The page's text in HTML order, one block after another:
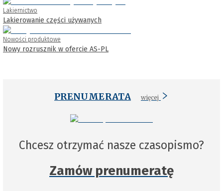
Lakiernictwo
Lakierowanie części używanych
Nowości produktowe
Nowy rozrusznik w ofercie AS-PL
PRENUMERATA więcej
Chcesz otrzymać nasze czasopismo?
Zamów prenumeratę